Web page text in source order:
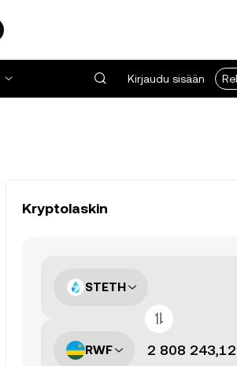
Kirjaudu sisään
Kryptolaskin
STETH
RWF